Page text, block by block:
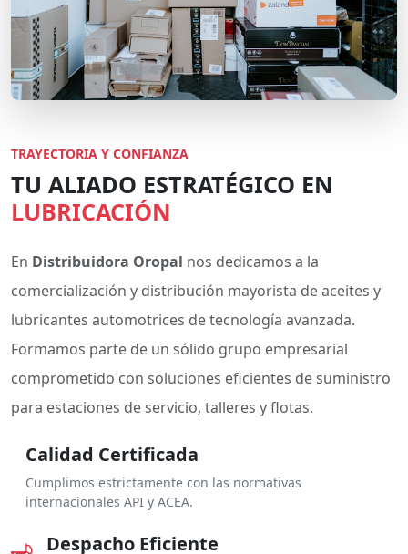
TRAYECTORIA Y CONFIANZA
TU ALIADO ESTRATÉGICO EN
LUBRICACIÓN
En Distribuidora Oropal nos dedicamos a la
comercialización y distribución mayorista de aceites y
lubricantes automotrices de tecnología avanzada.
Formamos parte de un sólido grupo empresarial
comprometido con soluciones eficientes de suministro
para estaciones de servicio, talleres y flotas.
Calidad Certificada
Cumplimos estrictamente con las normativas
internacionales API y ACEA.
Despacho Eficiente